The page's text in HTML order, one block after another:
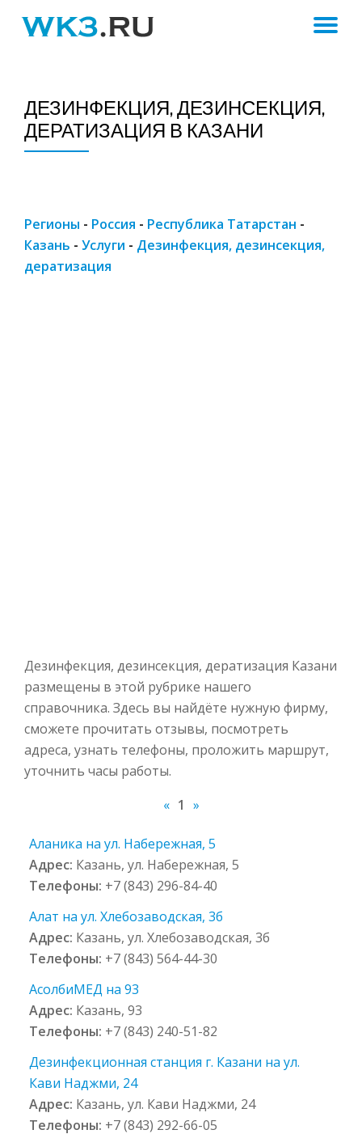
ДЕЗИНФЕКЦИЯ, ДЕЗИНСЕКЦИЯ,
ДЕРАТИЗАЦИЯ В КАЗАНИ
Регионы - Россия - Республика Татарстан -
Казань - Услуги - Дезинфекция, дезинсекция,
дератизация
Дезинфекция, дезинсекция, дератизация Казани
размещены в этой рубрике нашего
справочника. Здесь вы найдёте нужную фирму,
сможете прочитать отзывы, посмотреть
адреса, узнать телефоны, проложить маршрут,
уточнить часы работы.
« 1 »
Аланика на ул. Набережная, 5
Адрес: Казань, ул. Набережная, 5
Телефоны: +7 (843) 296-84-40
Алат на ул. Хлебозаводская, 3б
Адрес: Казань, ул. Хлебозаводская, 3б
Телефоны: +7 (843) 564-44-30
АсолбиМЕД на 93
Адрес: Казань, 93
Телефоны: +7 (843) 240-51-82
Дезинфекционная станция г. Казани на ул.
Кави Наджми, 24
Адрес: Казань, ул. Кави Наджми, 24
Телефоны: +7 (843) 292-66-05